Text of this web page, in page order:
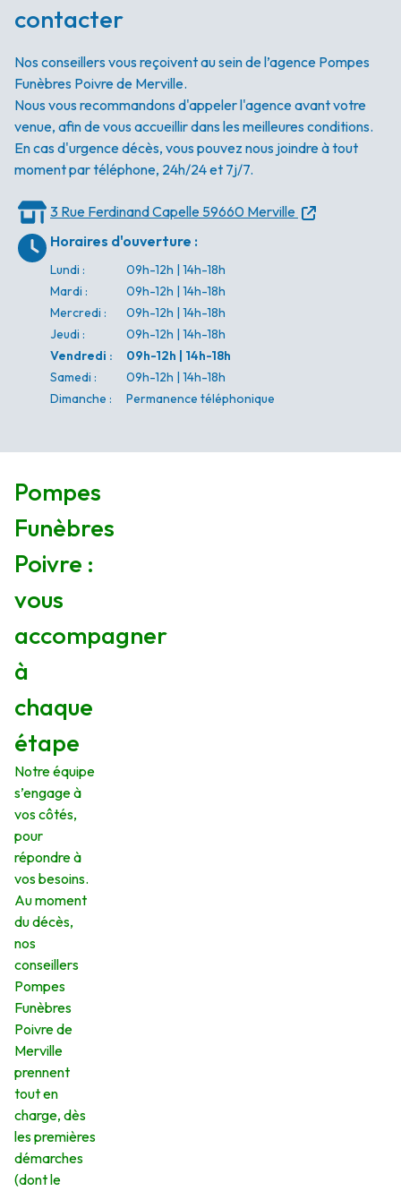
contacter
Nos conseillers vous reçoivent au sein de l’agence Pompes
Funèbres Poivre de Merville.
Nous vous recommandons d'appeler l'agence avant votre
venue, afin de vous accueillir dans les meilleures conditions.
En cas d'urgence décès, vous pouvez nous joindre à tout
moment par téléphone, 24h/24 et 7j/7.
3 Rue Ferdinand Capelle 59660 Merville
Horaires d'ouverture :
Lundi :
09h-12h | 14h-18h
Mardi :
09h-12h | 14h-18h
Mercredi :
09h-12h | 14h-18h
Jeudi :
09h-12h | 14h-18h
Vendredi :
09h-12h | 14h-18h
Samedi :
09h-12h | 14h-18h
Dimanche : Permanence téléphonique
Pompes
Funèbres
Poivre :
vous
accompagner
à
chaque
étape
Notre équipe
s’engage à
vos côtés,
pour
répondre à
vos besoins.
Au moment
du décès,
nos
conseillers
Pompes
Funèbres
Poivre de
Merville
prennent
tout en
charge, dès
les premières
démarches
(dont le